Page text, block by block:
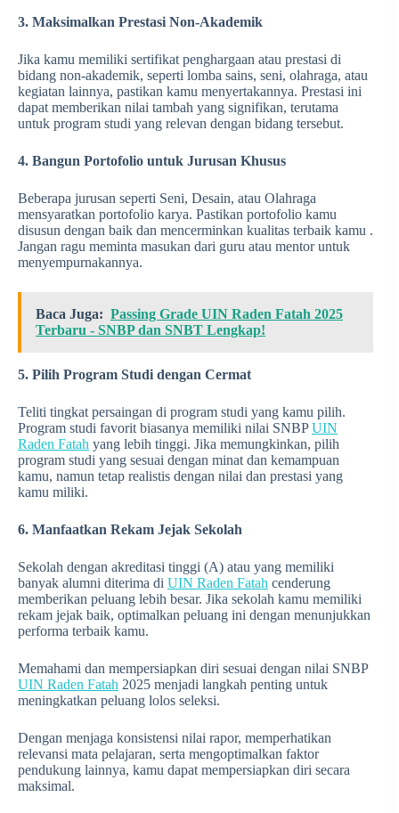
3. Maksimalkan Prestasi Non-Akademik
Jika kamu memiliki sertifikat penghargaan atau prestasi di
bidang non-akademik, seperti lomba sains, seni, olahraga, atau
kegiatan lainnya, pastikan kamu menyertakannya. Prestasi ini
dapat memberikan nilai tambah yang signifikan, terutama
untuk program studi yang relevan dengan bidang tersebut.
4. Bangun Portofolio untuk Jurusan Khusus
Beberapa jurusan seperti Seni, Desain, atau Olahraga
mensyaratkan portofolio karya. Pastikan portofolio kamu
disusun dengan baik dan mencerminkan kualitas terbaik kamu .
Jangan ragu meminta masukan dari guru atau mentor untuk
menyempurnakannya.
Baca Juga: Passing Grade UIN Raden Fatah 2025
Terbaru - SNBP dan SNBT Lengkap!
5. Pilih Program Studi dengan Cermat
Teliti tingkat persaingan di program studi yang kamu pilih.
Program studi favorit biasanya memiliki nilai SNBPUIN
Raden Fatah yang lebih tinggi. Jika memungkinkan, pilih
program studi yang sesuai dengan minat dan kemampuan
kamu, namun tetap realistis dengan nilai dan prestasi yang
kamu miliki.
6. Manfaatkan Rekam Jejak Sekolah
Sekolah dengan akreditasi tinggi (A) atau yang memiliki
banyak alumni diterima di UIN Raden Fatah cenderung
memberikan peluang lebih besar. Jika sekolah kamu memiliki
rekam jejak baik, optimalkan peluang ini dengan menunjukkan
performa terbaik kamu.
Memahami dan mempersiapkan diri sesuai dengan nilai SNBP
UIN Raden Fatah 2025 menjadi langkah penting untuk
meningkatkan peluang lolos seleksi.
Dengan menjaga konsistensi nilai rapor, memperhatikan
relevansi mata pelajaran, serta mengoptimalkan faktor
pendukung lainnya, kamu dapat mempersiapkan diri secara
maksimal.